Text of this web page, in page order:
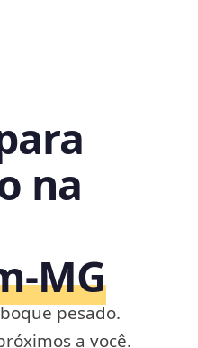
na
pesado.
a você.